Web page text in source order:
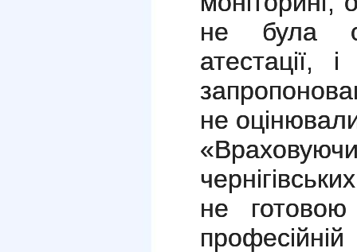
не була
атестації,
не
не